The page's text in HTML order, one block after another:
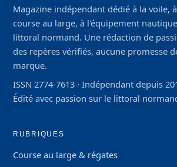
Magazine indépendant dédié à la voile,
course au large, à l'équipement
littoral normand. Une rédaction de
des repères vérifiés, aucune promesse
marque.
ISSN 2774-7613 · Indépendant depuis
Édité avec passion sur le littoral
RUBRIQUES
Course au large & régates